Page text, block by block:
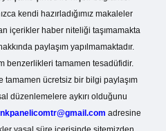
kendi hazırladığımız makaleler
içerikler haber niteliği taşımamakta
paylaşım yapılmamaktadır.
benzerlikleri tamamen tesadüfidir.
tamamen ücretsiz bir bilgi paylaşım
düzenlemelere aykırı olduğunu
adresine